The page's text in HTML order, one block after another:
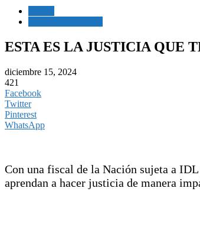
ESTA ES LA JUSTICIA QUE
diciembre 15, 2024
421
Facebook
Twitter
Pinterest
WhatsApp
Con una fiscal de la Nación sujeta a
aprendan a hacer justicia de manera